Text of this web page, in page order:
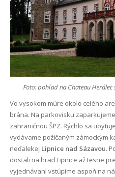
Foto: pohľad na Chateau
Vo vysokom múre okolo celého
brána. Na parkovisku
zahraničnou ŠPZ. Rýchlo sa
vydávame požičaným zámockým
neďalekej Lipnice nad Sázavou.
dostali na hrad Lipnice až tesne
vyjednávaní vstúpime aspoň na